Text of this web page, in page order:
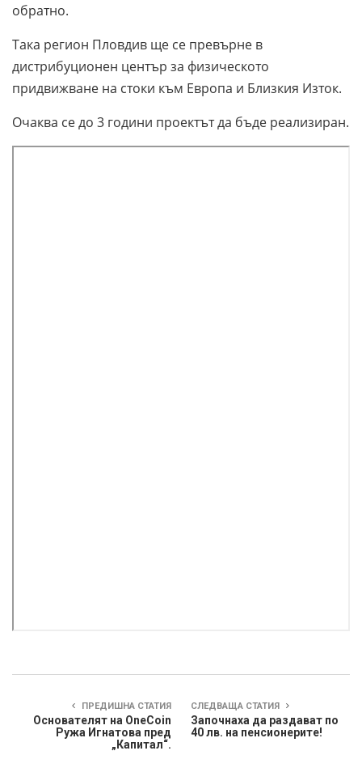
обратно.
Така регион Пловдив ще се превърне в
дистрибуционен център за физическото
придвижване на стоки към Европа и Близкия Изток.
Очаква се до 3 години проектът да бъде реализиран.
ПРЕДИШНА СТАТИЯ
Основателят на OneCoin
Ружа Игнатова пред
„Капитал“.
СЛЕДВАЩА СТАТИЯ
Започнаха да раздават по
40 лв. на пенсионерите!